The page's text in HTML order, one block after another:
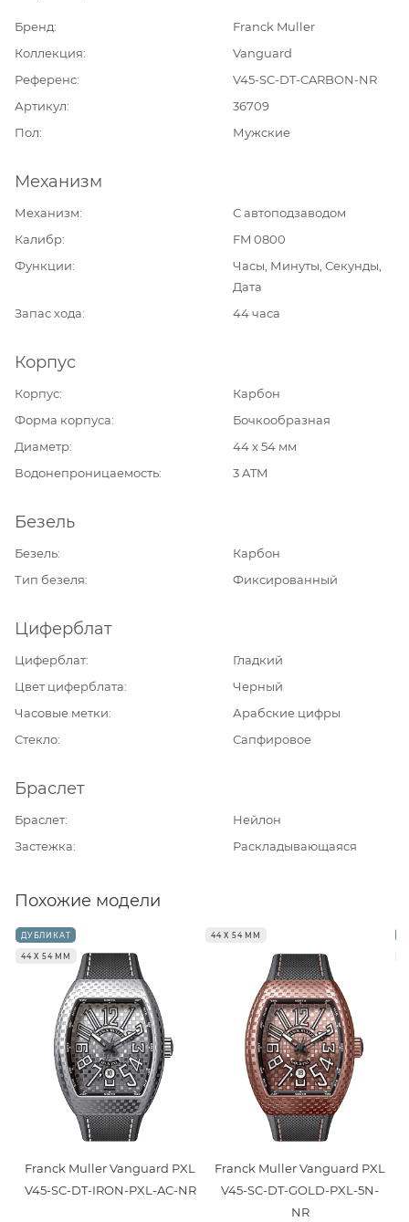
Бренд
Franck Muller
Коллекция
Vanguard
Референс
V45-SC-DT-CARBON-NR
Артикул
36709
Пол
Мужские
Механизм
Механизм
С автоподзаводом
Калибр
FM 0800
Функции
Часы, Минуты, Секунды,
Дата
Запас хода
44 часа
Корпус
Корпус
Карбон
Форма корпуса
Бочкообразная
Диаметр
44 х 54 мм
Водонепроницаемость
3 ATM
Безель
Безель
Карбон
Тип безеля
Фиксированный
Циферблат
Циферблат
Гладкий
Цвет циферблата
Черный
Часовые метки
Арабские цифры
Стекло
Сапфировое
Браслет
Браслет
Нейлон
Застежка
Раскладывающаяся
Похожие модели
ДУБЛИКАТ
44 Х 54 ММ
Franck Muller Vanguard PXL
V45-SC-DT-IRON-PXL-AC-NR
44 Х 54 ММ
Franck Muller Vanguard PXL
V45-SC-DT-GOLD-PXL-5N-
NR